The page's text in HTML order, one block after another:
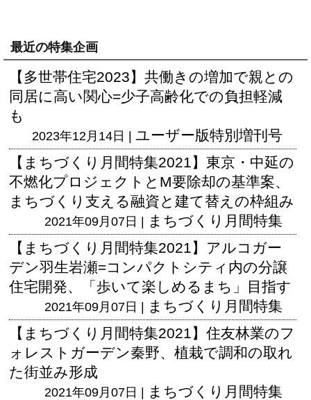
最近の特集企画
【多世帯住宅2023】共働きの増加で親との
同居に高い関心=少子高齢化での負担軽減
も
2023年12月14日 | ユーザー版特別増刊号
【まちづくり月間特集2021】東京・中延の
不燃化プロジェクトとM要除却の基準案、
まちづくり支える融資と建て替えの枠組み
2021年09月07日 | まちづくり月間特集
【まちづくり月間特集2021】アルコガー
デン羽生岩瀬=コンパクトシティ内の分譲
住宅開発、「歩いて楽しめるまち」目指す
2021年09月07日 | まちづくり月間特集
【まちづくり月間特集2021】住友林業のフ
ォレストガーデン秦野、植栽で調和の取れ
た街並み形成
2021年09月07日 | まちづくり月間特集